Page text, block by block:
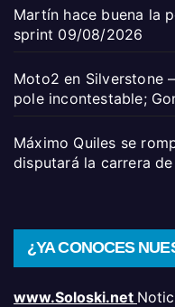
Martín hace buena la
sprint 09/08/2026
Moto2 en Silverstone
pole incontestable;
Máximo Quiles se
disputará la carrera
¿YA CONOCES
www.Soloski.net